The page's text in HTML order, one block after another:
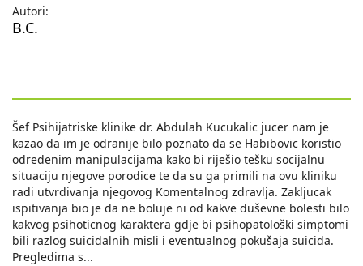
Autori:
B.C.
Šef Psihijatriske klinike dr. Abdulah Kucukalic jucer nam je
kazao da im je odranije bilo poznato da se Habibovic koristio
odredenim manipulacijama kako bi riješio tešku socijalnu
situaciju njegove porodice te da su ga primili na ovu kliniku
radi utvrdivanja njegovog Komentalnog zdravlja. Zakljucak
ispitivanja bio je da ne boluje ni od kakve duševne bolesti bilo
kakvog psihoticnog karaktera gdje bi psihopatološki simptomi
bili razlog suicidalnih misli i eventualnog pokušaja suicida.
Pregledima s...